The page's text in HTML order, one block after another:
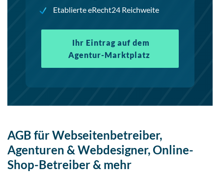
Etablierte eRecht24 Reichweite
Ihr Eintrag auf dem
Agentur-Marktplatz
AGB für Webseitenbetreiber,
Agenturen & Webdesigner, Online-
Shop-Betreiber & mehr